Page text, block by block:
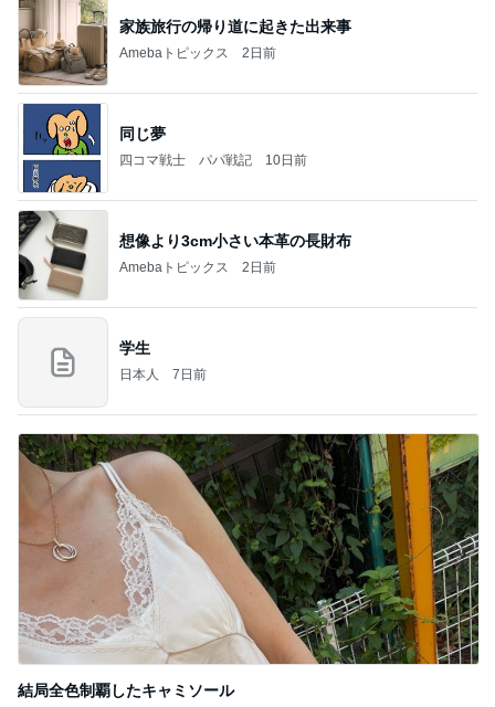
家族旅行の帰り道に起きた出来事
Amebaトピックス 2日前
同じ夢
四コマ戦士 パパ戦記 10日前
想像より3cm小さい本革の長財布
Amebaトピックス 2日前
学生
日本人 7日前
結局全色制覇したキャミソール